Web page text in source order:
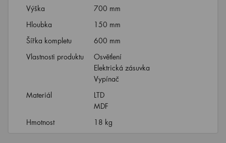
Výška
700 mm
Hloubka
150 mm
Šířka kompletu
600 mm
Vlastnosti produktu
Osvětlení
Elektrická zásuvka
Vypínač
Materiál
LTD
MDF
Hmotnost
18 kg